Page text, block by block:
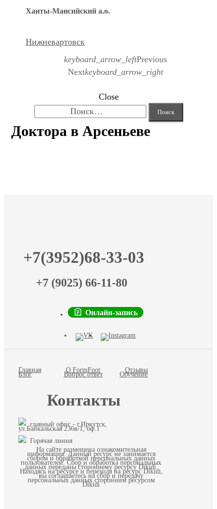
Ханты-Мансийский а.о.
Нижневартовск
keyboard_arrow_leftPrevious
Nextkeyboard_arrow_right
Close
Доктора в Арсеньеве
+7(3952)68-33-03
+7 (9025) 66-11-80
Онлайн-запись
Главная О FormFoot Отзывы
Блог Вопрос ответ Обучение
Контакты
главный офис - г.Иркутск,
ул.Байкальская 236в/1, оф.1
Горячая линия
На сайте размещена ознакомительная
информация. Данный ресурс не занимается
сбором и обработкой персональных данных
пользователей. Сбор и обработка персональных
данных переданы стороннему ресурсу Dikidi.
Находясь на ресурсе и переходя на ресурс Dikidi,
вы соглашаетесь на сбор и передачу
персональных данных сторонним ресурсом
Dikidi